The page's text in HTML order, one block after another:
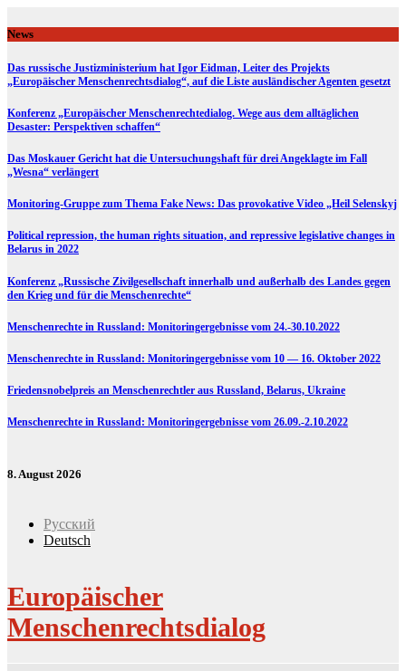
to
content
News
Das russische Justizministerium hat Igor Eidman, Leiter des Projekts
„Europäischer Menschenrechtsdialog“, auf die Liste ausländischer Agenten gesetzt
Konferenz „Europäischer Menschenrechtedialog. Wege aus dem alltäglichen
Desaster: Perspektiven schaffen“
Das Moskauer Gericht hat die Untersuchungshaft für drei Angeklagte im Fall
„Wesna“ verlängert
Monitoring-Gruppe zum Thema Fake News: Das provokative Video „Heil Selenskyj
Political repression, the human rights situation, and repressive legislative changes in
Belarus in 2022
Konferenz „Russische Zivilgesellschaft innerhalb und außerhalb des Landes gegen
den Krieg und für die Menschenrechte“
Menschenrechte in Russland: Monitoringergebnisse vom 24.-30.10.2022
Menschenrechte in Russland: Monitoringergebnisse vom 10 — 16. Oktober 2022
Friedensnobelpreis an Menschenrechtler aus Russland, Belarus, Ukraine
Menschenrechte in Russland: Monitoringergebnisse vom 26.09.-2.10.2022
8. August 2026
Русский
Deutsch
Europäischer
Menschenrechtsdialog